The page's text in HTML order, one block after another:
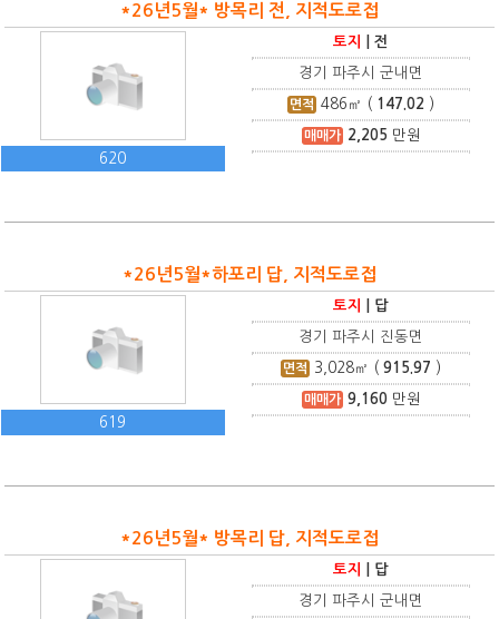
*26년5월* 방목리 전, 지적도로접
620
토지 |전
경기 파주시 군내면
면적 486 ㎡ ( 147.02 )
매매가 2,205 만원
*26년5월*하포리 답, 지적도로접
619
토지 답
경기 파주시 진동면
면적 3,028㎡ (915.97 )
매매가 9,160만원
*26년5월* 방목리 답, 지적도로접
토지 답
경기 파주시 군내면